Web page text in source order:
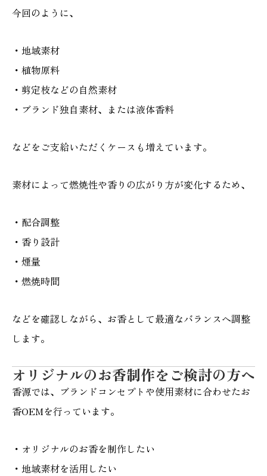
今回のように、
・地域素材
・植物原料
・剪定枝などの自然素材
・ブランド独自素材、または液体香料
などをご支給いただくケースも増えています。
素材によって燃焼性や香りの広がり方が変化するため、
・配合調整
・香り設計
・煙量
・燃焼時間
などを確認しながら、お香として最適なバランスへ調整
します。
オリジナルのお香制作をご検討の方へ
香源では、ブランドコンセプトや使用素材に合わせたお
香OEMを行っています。
・オリジナルのお香を制作したい
・地域素材を活用したい